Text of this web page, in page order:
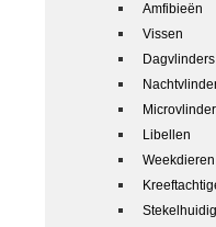
Amfibieën
Vissen
Dagvlinders
Libellen
Weekdieren